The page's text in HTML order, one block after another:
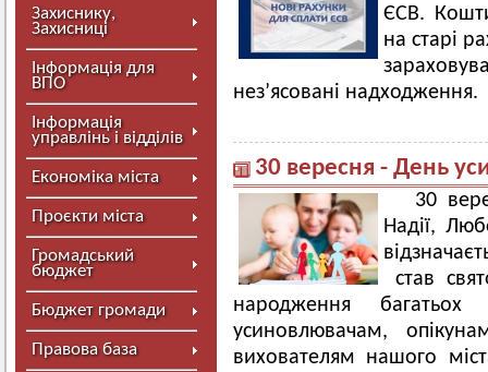
Захиснику,
Захисниці
Інформація для
ВПО
Інформація
управлінь і відділів
Економіка міста
Проєкти міста
Громадський
бюджет
Бюджет громади
Правова база
ЄСВ.
на старі
нез’ясовані надходження.
30 вересня - День
30
Надії,
став
народження
усиновлювачам,
вихователям нашого